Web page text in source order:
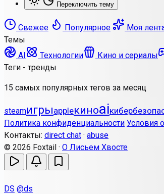
Переключить тему
Свежее Популярное Моя
Темы
AI
Технологии Кино и сериалы
Теги - тренды
15 самых популярных тегов за месяц
steamигрыappleкиноai
Политика конфиденциальности Условия
Контакты: direct chat · abuse
© 2026 Foxtail · О Лисьем Хвосте
DS @ds